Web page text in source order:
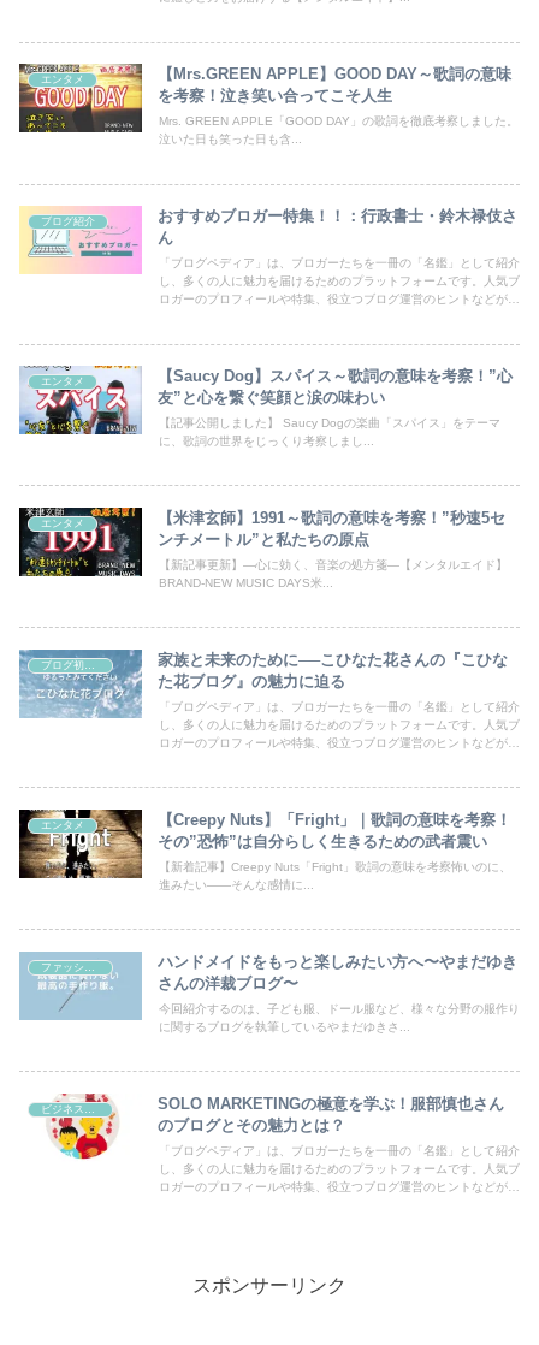
エンタメ
【Mrs.GREEN APPLE】GOOD DAY～歌詞の意味
を考察！泣き笑い合ってこそ人生
Mrs. GREEN APPLE「GOOD DAY」の歌詞を徹底考察しました。
泣いた日も笑った日も含...
ブログ紹介
おすすめブロガー特集！！：行政書士・鈴木禄伎さ
ん
「ブログペディア」は、ブロガーたちを一冊の「名鑑」として紹介
し、多くの人に魅力を届けるためのプラットフォームです。人気ブ
ロガーのプロフィールや特集、役立つブログ運営のヒントなどが満
エンタメ
【Saucy Dog】スパイス～歌詞の意味を考察！”心
友”と心を繋ぐ笑顔と涙の味わい
【記事公開しました】 Saucy Dogの楽曲「スパイス」をテーマ
に、歌詞の世界をじっくり考察しまし...
エンタメ
【米津玄師】1991～歌詞の意味を考察！”秒速5セ
ンチメートル”と私たちの原点
【新記事更新】―心に効く、音楽の処方箋―【メンタルエイド】
BRAND-NEW MUSIC DAYS米...
ブログ初心者向け
家族と未来のために──こひなた花さんの『こひな
た花ブログ』の魅力に迫る
「ブログペディア」は、ブロガーたちを一冊の「名鑑」として紹介
し、多くの人に魅力を届けるためのプラットフォームです。人気ブ
ロガーのプロフィールや特集、役立つブログ運営のヒントなどが満
エンタメ
【Creepy Nuts】「Fright」｜歌詞の意味を考察！
その”恐怖”は自分らしく生きるための武者震い
【新着記事】Creepy Nuts「Fright」歌詞の意味を考察怖いのに、
進みたい――そんな感情に...
ファッション
ハンドメイドをもっと楽しみたい方へ〜やまだゆき
さんの洋裁ブログ〜
今回紹介するのは、子ども服、ドール服など、様々な分野の服作り
に関するブログを執筆しているやまだゆきさ...
SOLO MARKETINGの極意を学ぶ！服部慎也さん
のブログとその魅力とは？
「ブログペディア」は、ブロガーたちを一冊の「名鑑」として紹介
し、多くの人に魅力を届けるためのプラットフォームです。人気ブ
ロガーのプロフィールや特集、役立つブログ運営のヒントなどが満
スポンサーリンク